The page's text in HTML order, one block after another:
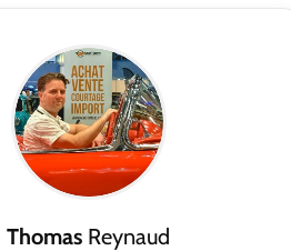
Thomas Reynaud